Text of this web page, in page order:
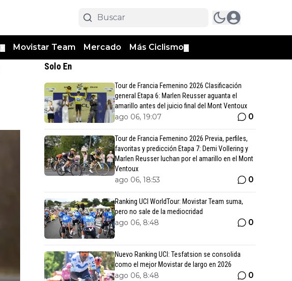
Movistar Team Mercado Más Ciclismo
Solo En
Tour de Francia Femenino 2026 Clasificación
general Etapa 6: Marlen Reusser aguanta el
amarillo antes del juicio final del Mont Ventoux
ago 06, 19:07 0
Tour de Francia Femenino 2026 Previa, perfiles,
favoritas y predicción Etapa 7: Demi Vollering y
Marlen Reusser luchan por el amarillo en el Mont
Ventoux
ago 06, 18:53 0
Ranking UCI WorldTour: Movistar Team suma,
pero no sale de la mediocridad
ago 06, 8:48 0
Nuevo Ranking UCI: Tesfatsion se consolida
como el mejor Movistar de largo en 2026
ago 06, 8:48 0